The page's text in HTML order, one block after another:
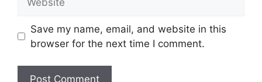
Save my name, email, and website in this
browser for the next time I comment.